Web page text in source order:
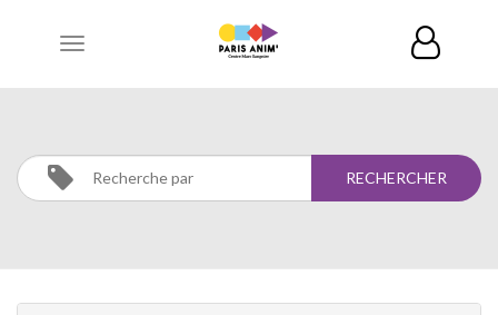
Toggle
MUSIQUE
Activités